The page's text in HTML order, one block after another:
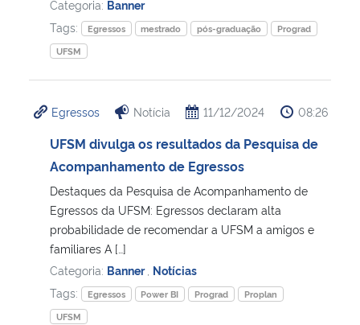
Categoria: Banner
Tags:
Egressos mestrado pós-graduação
Prograd
UFSM
Egressos Notícia 11/12/2024 08:26
UFSM divulga os resultados da Pesquisa de
Acompanhamento de Egressos
Destaques da Pesquisa de Acompanhamento de
Egressos da UFSM: Egressos declaram alta
probabilidade de recomendar a UFSM a amigos e
familiares A […]
Categoria: Banner Notícias
Tags:
Egressos Power BI Prograd
Proplan
UFSM